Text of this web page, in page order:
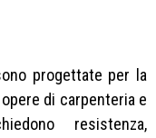
progettate per la
di carpenteria e
resistenza,